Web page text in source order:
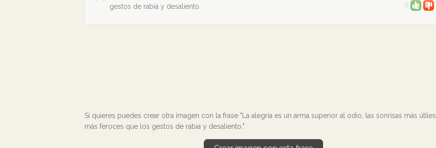
gestos de rabia y desaliento.
0
Si quieres puedes crear otra imagen con la frase "La alegría es un arma superior al odio, las sonrisas más útiles,
más feroces que los gestos de rabia y desaliento.".